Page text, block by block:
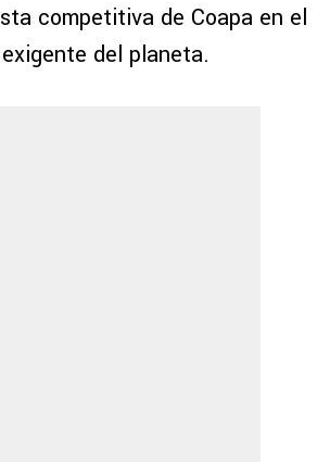
competitiva de Coapa en el
del planeta.